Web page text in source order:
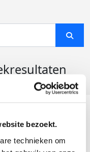
bezoekt.
technieken om